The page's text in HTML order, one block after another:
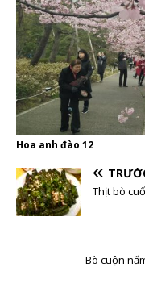
Hoa anh đào 12
Thịt bò
Bò cuộn